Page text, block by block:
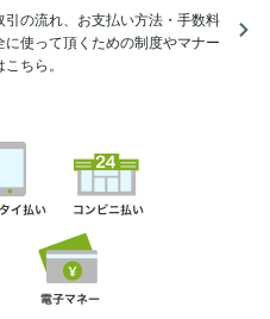
の流れ、お支払い方法・手数料
使って頂くための制度やマナー
ちら。